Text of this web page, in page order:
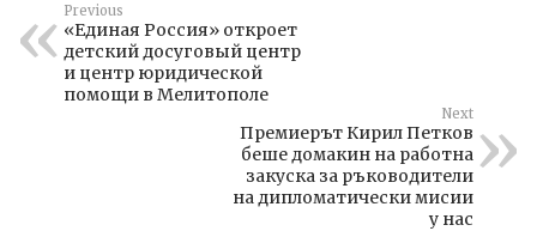
Previous
«Единая Россия» откроет
детский досуговый центр
и центр юридической
помощи в Мелитополе
Next
Премиерът Кирил Петков
беше домакин на работна
закуска за ръководители
на дипломатически мисии
у нас